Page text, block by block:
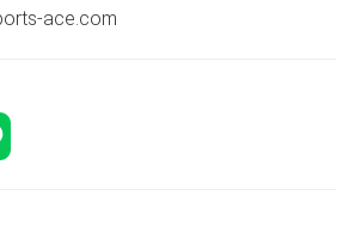
動車様が拠出し、直接選手に支払
台が1台準備されています。
ace.com